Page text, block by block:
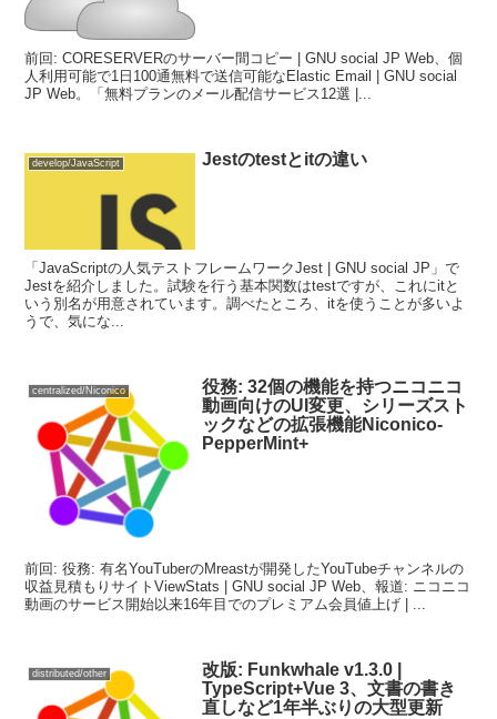
前回: CORESERVERのサーバー間コピー | GNU social JP Web、個
人利用可能で1日100通無料で送信可能なElastic Email | GNU social
JP Web。「無料プランのメール配信サービス12選 |...
develop/JavaScript Jestのtestとitの違い
「JavaScriptの人気テストフレームワークJest | GNU social JP」で
Jestを紹介しました。試験を行う基本関数はtestですが、これにitと
いう別名が用意されています。調べたところ、itを使うことが多いよ
うで、気にな...
centralized/Niconico
役務: 32個の機能を持つニコニコ
動画向けのUI変更、シリーズスト
ックなどの拡張機能Niconico-
PepperMint+
前回: 役務: 有名YouTuberのMreastが開発したYouTubeチャンネルの
収益見積もりサイトViewStats | GNU social JP Web、報道: ニコニコ
動画のサービス開始以来16年目でのプレミアム会員値上げ | ...
distributed/other
改版: Funkwhale v1.3.0 |
TypeScript+Vue 3、文書の書き
直しなど1年半ぶりの大型更新